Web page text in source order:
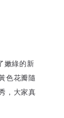
嫩綠的新
色花瓣隨
，大家真